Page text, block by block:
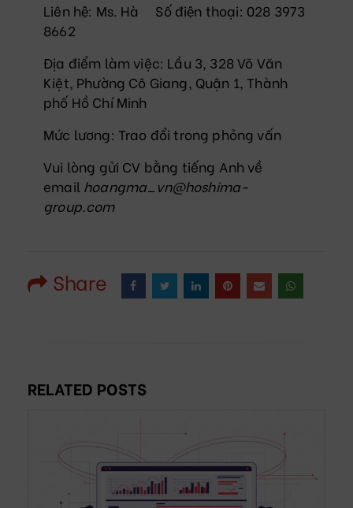
Liên hệ: Ms. Hà Số điện thoại: 028 3973
8662
Địa điểm làm việc: Lầu 3, 328 Võ Văn
Kiệt, Phường Cô Giang, Quận 1, Thành
phố Hồ Chí Minh
Mức lương: Trao đổi trong phỏng vấn
Vui lòng gửi CV bằng tiếng Anh về
email hoangma_vn@hoshima-
group.com
Share
RELATED POSTS